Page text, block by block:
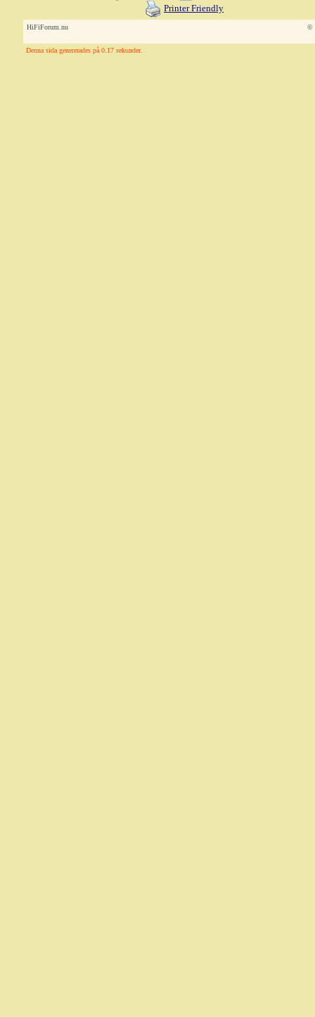
Printer Friendly
HiFiForum.nu ©
Denna sida genererades på 0.17 sekunder.